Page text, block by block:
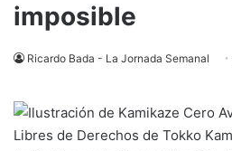
imposible
Ricardo Bada - La Jornada Semanal